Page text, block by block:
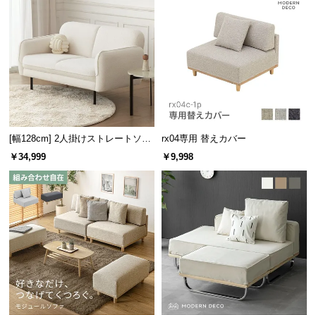
ブ
ロ
グ
企
業
情
報
[幅128cm] 2人掛けストレートソフ
ァ シープボアタイプ
￥34,999
rx04専用 替えカバー
￥9,998